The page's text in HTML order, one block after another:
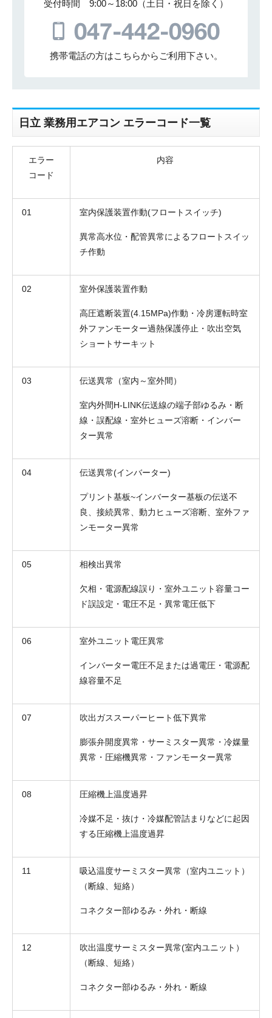
受付時間 9:00～18:00（土日・祝日を除く）
携帯電話の方はこちらからご利用下さい。
日立 業務用エアコン エラーコード一覧
エラー
コード
内容
01 室内保護装置作動(フロートスイッチ)
異常高水位・配管異常によるフロートスイッ
チ作動
02 室外保護装置作動
高圧遮断装置(4.15MPa)作動・冷房運転時室
外ファンモーター過熱保護停止・吹出空気
ショートサーキット
03 伝送異常（室内～室外間）
室内外間H-LINK伝送線の端子部ゆるみ・断
線・誤配線・室外ヒューズ溶断・インバー
ター異常
04 伝送異常(インバーター)
プリント基板~インバーター基板の伝送不
良、接続異常、動力ヒューズ溶断、室外ファ
ンモーター異常
05 相検出異常
欠相・電源配線誤り・室外ユニット容量コー
ド誤設定・電圧不足・異常電圧低下
06 室外ユニット電圧異常
インバーター電圧不足または過電圧・電源配
線容量不足
07 吹出ガススーパーヒート低下異常
膨張弁開度異常・サーミスター異常・冷媒量
異常・圧縮機異常・ファンモーター異常
08 圧縮機上温度過昇
冷媒不足・抜け・冷媒配管詰まりなどに起因
する圧縮機上温度過昇
11
吸込温度サーミスター異常（室内ユニット）
（断線、短絡）
コネクター部ゆるみ・外れ・断線
12
吹出温度サーミスター異常(室内ユニット）
（断線、短絡）
コネクター部ゆるみ・外れ・断線